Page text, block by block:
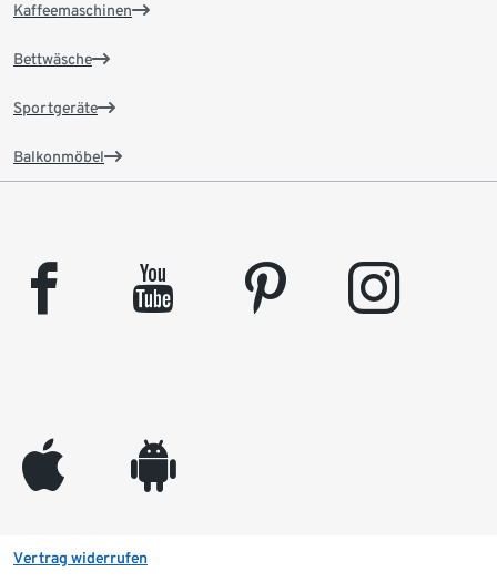
Kaffeemaschinen
Bettwäsche
Sportgeräte
Balkonmöbel
facebook youtube pinterest instagram
appleinc android
Vertrag widerrufen